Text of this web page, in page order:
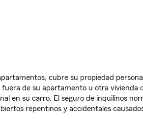
cubre su propiedad
de su apartamento u otra vivienda
en su carro. El seguro de inquilinos
repentinos y accidentales